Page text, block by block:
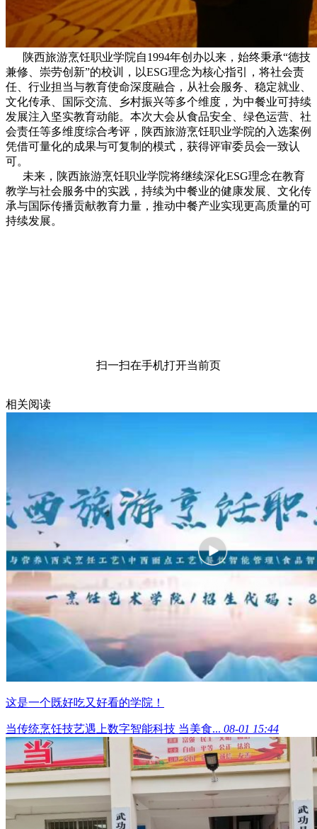
陕西旅游烹饪职业学院自1994年创办以来，始终秉承“德技
兼修、崇劳创新”的校训，以ESG理念为核心指引，将社会责
任、行业担当与教育使命深度融合，从社会服务、稳定就业、
文化传承、国际交流、乡村振兴等多个维度，为中餐业可持续
发展注入坚实教育动能。本次大会从食品安全、绿色运营、社
会责任等多维度综合考评，陕西旅游烹饪职业学院的入选案例
凭借可量化的成果与可复制的模式，获得评审委员会一致认
可。
未来，陕西旅游烹饪职业学院将继续深化ESG理念在教育
教学与社会服务中的实践，持续为中餐业的健康发展、文化传
承与国际传播贡献教育力量，推动中餐产业实现更高质量的可
持续发展。
扫一扫在手机打开当前页
相关阅读
这是一个既好吃又好看的学院！
当传统烹饪技艺遇上数字智能科技 当美食... 08-01 15:44